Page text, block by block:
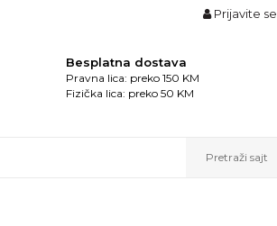
Prijavite se
Besplatna dostava
Pravna lica: preko 150 KM
Fizička lica: preko 50 KM
Pretraži sajt